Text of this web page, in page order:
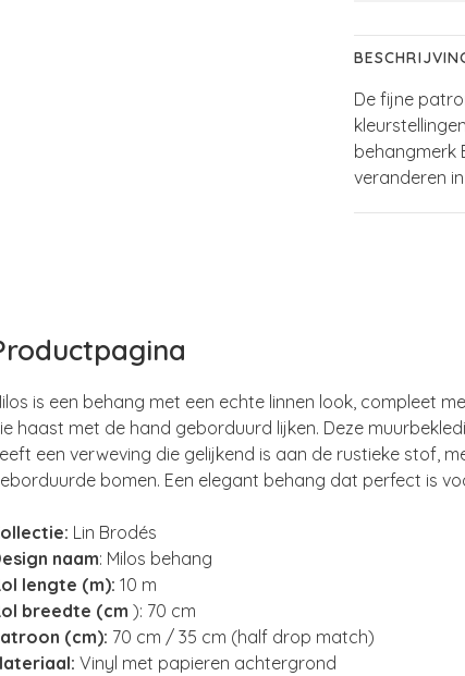
De fijne
behangmerk
veranderen
is een behang met een echte linnen look, compleet
haast met de hand geborduurd lijken. Deze
een verweving die gelijkend is aan de rustieke stof,
bomen. Een elegant behang dat perfect is
Lin Brodés
naam: Milos behang
lengte (m): 10 m
breedte (cm ): 70 cm
(cm): 70 cm / 35 cm (half drop match)
Vinyl met papieren achtergrond